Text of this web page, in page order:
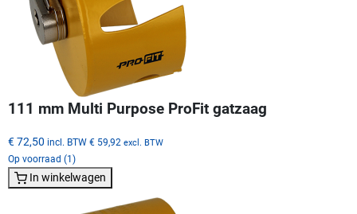
111 mm Multi Purpose ProFit gatzaag
€ 72,50 incl. BTW € 59,92 excl. BTW
Op voorraad (1)
In winkelwagen